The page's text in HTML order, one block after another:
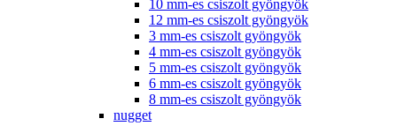
10 mm-es csiszolt gyöngyök
12 mm-es csiszolt gyöngyök
3 mm-es csiszolt gyöngyök
4 mm-es csiszolt gyöngyök
5 mm-es csiszolt gyöngyök
6 mm-es csiszolt gyöngyök
8 mm-es csiszolt gyöngyök
nugget